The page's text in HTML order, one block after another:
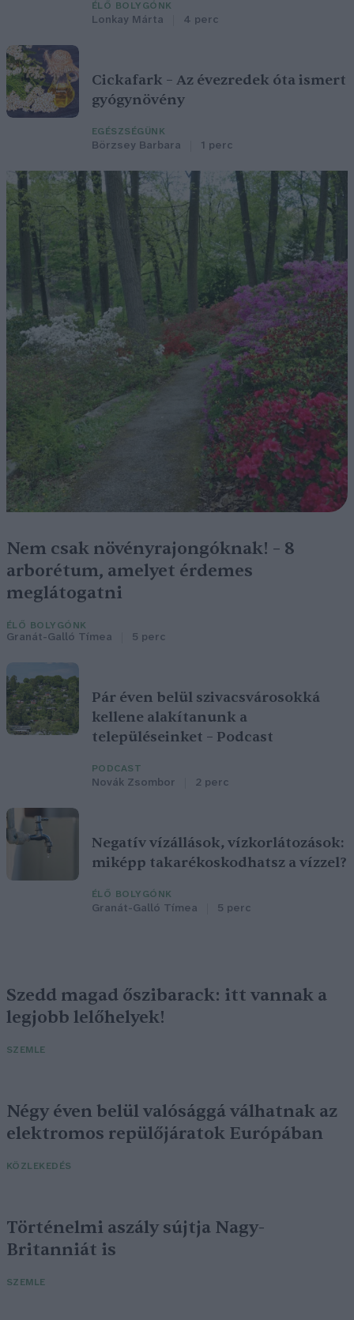
ÉLŐ BOLYGÓNK
Lonkay Márta 4 perc
Cickafark – Az évezredek óta ismert
gyógynövény
EGÉSZSÉGÜNK
Börzsey Barbara 1 perc
Nem csak növényrajongóknak! – 8
arborétum, amelyet érdemes
meglátogatni
ÉLŐ BOLYGÓNK
Granát-Galló Tímea 5 perc
Pár éven belül szivacsvárosokká
kellene alakítanunk a
településeinket – Podcast
PODCAST
Novák Zsombor 2 perc
Negatív vízállások, vízkorlátozások:
miképp takarékoskodhatsz a vízzel?
ÉLŐ BOLYGÓNK
Granát-Galló Tímea 5 perc
Szedd magad őszibarack: itt vannak a
legjobb lelőhelyek!
SZEMLE
Négy éven belül valósággá válhatnak az
elektromos repülőjáratok Európában
KÖZLEKEDÉS
Történelmi aszály sújtja Nagy-
Britanniát is
SZEMLE